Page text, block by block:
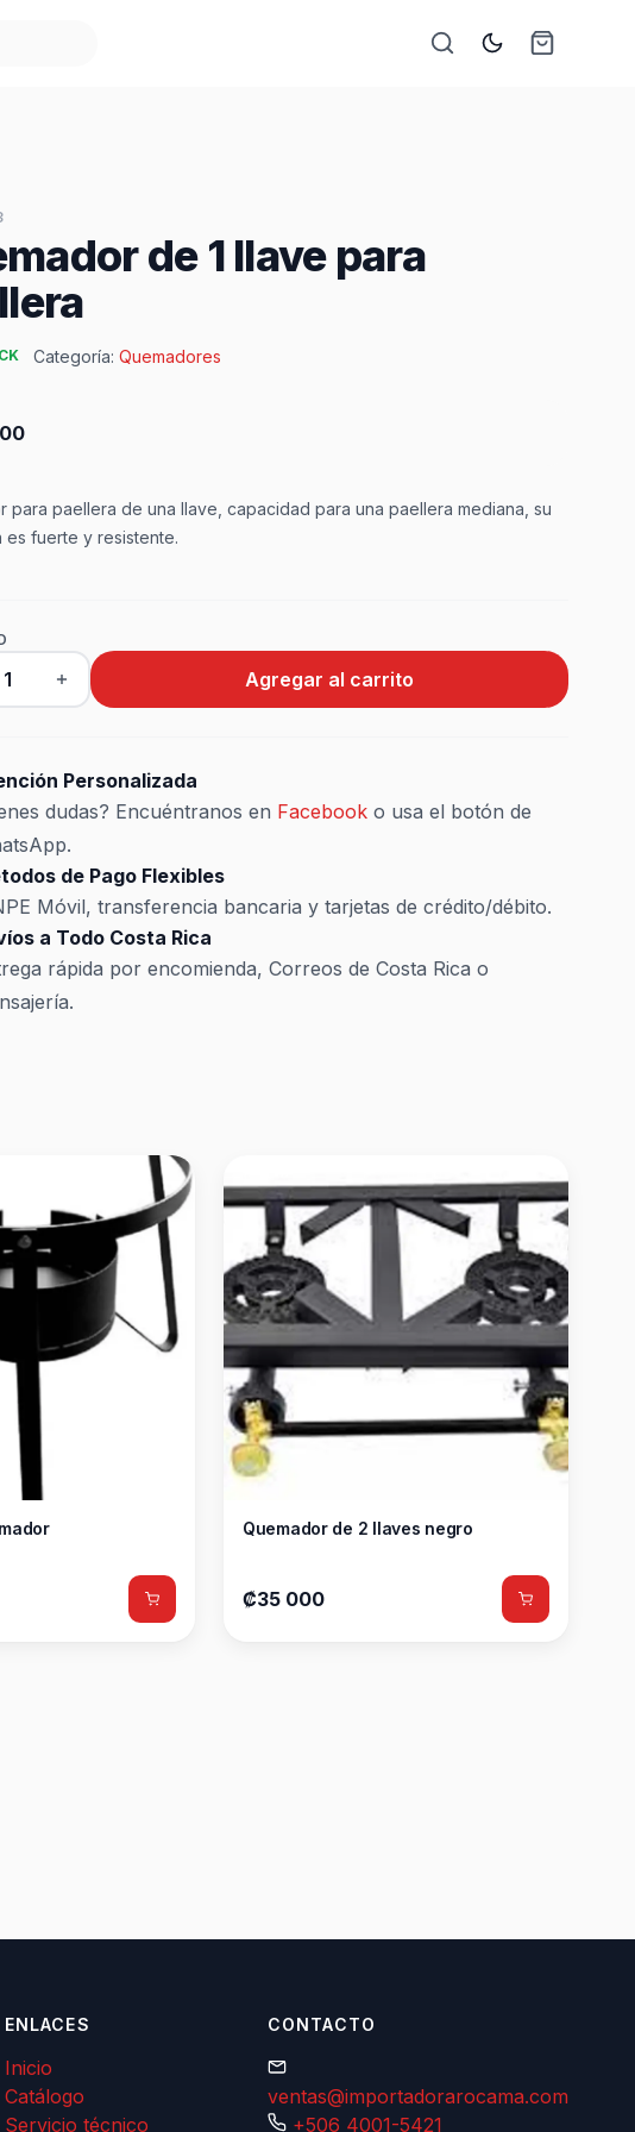
de 1 llave para
Categoría:Quemadores
para paellera de una llave, capacidad para una paellera mediana, su
es fuerte y resistente.
Agregar al carrito
Personalizada
dudas? Encuéntranos en Facebook o usa el botón de
de Pago Flexibles
Móvil, transferencia bancaria y tarjetas de crédito/débito.
a Todo Costa Rica
rápida por encomienda, Correos de Costa Rica o
Quemador de 2 llaves negro
₡35 000
ENLACES
Inicio
Catálogo
Servicio técnico
CONTACTO
ventas@importadorarocama.com
+506 4001-5421